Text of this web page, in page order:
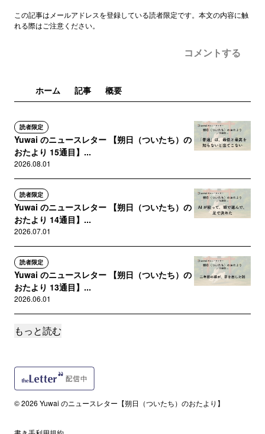
この記事はメールアドレスを登録している読者限定です。本文の内容に触
れる際はご注意ください。
コメントする
ホーム 記事 概要
読者限定
Yuwai のニュースレター 【朔日（ついたち）の
おたより 15通目】...
2026.08.01
読者限定
Yuwai のニュースレター 【朔日（ついたち）の
おたより 14通目】...
2026.07.01
読者限定
Yuwai のニュースレター 【朔日（ついたち）の
おたより 13通目】...
2026.06.01
読者限定
2026.05.01
Yuwai のニュースレター 【朔日（ついたち）の
もっと読む
© 2026 Yuwai のニュースレター【朔日（ついたち）のおたより】